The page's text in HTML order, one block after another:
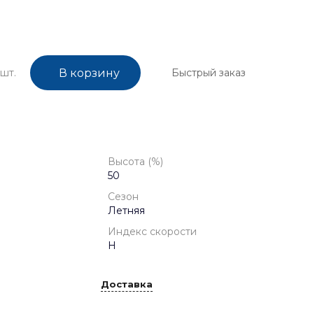
шт. В корзину Быстрый заказ
Высота (%)
50
Сезон
Летняя
Индекс скорости
H
Доставка